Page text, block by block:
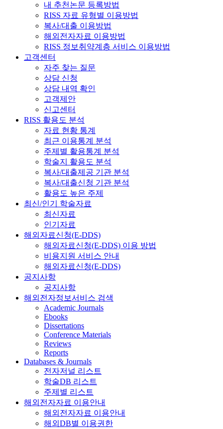
내 추천논문 등록방법
RISS 자료 유형별 이용방법
복사/대출 이용방법
해외전자자료 이용방법
RISS 정보취약계층 서비스 이용방법
고객센터
자주 찾는 질문
상담 신청
상담 내역 확인
고객제안
신고센터
RISS 활용도 분석
자료 현황 통계
최근 이용통계 분석
주제별 활용통계 분석
학술지 활용도 분석
복사/대출제공 기관 분석
복사/대출신청 기관 분석
활용도 높은 주제
최신/인기 학술자료
최신자료
인기자료
해외자료신청(E-DDS)
해외자료신청(E-DDS) 이용 방법
비용지원 서비스 안내
해외자료신청(E-DDS)
공지사항
공지사항
해외전자정보서비스 검색
Academic Journals
Ebooks
Dissertations
Conference Materials
Reviews
Reports
Databases & Journals
전자저널 리스트
학술DB 리스트
주제별 리스트
해외전자자료 이용안내
해외전자자료 이용안내
해외DB별 이용권한